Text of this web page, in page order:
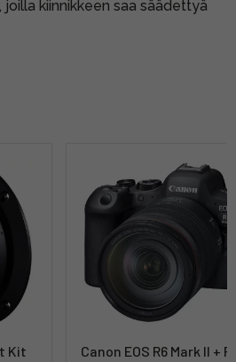
joilla kiinnikkeen saa säädettyä
Kit
Canon EOS R6 Mark II +